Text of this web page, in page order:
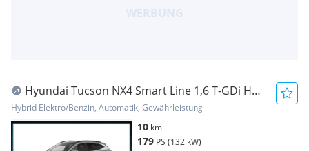
Hyundai Tucson NX4 Smart Line 1,6 T-GDi HEV
2WD t7hs1-P20
Hybrid Elektro/Benzin, Automatik, Gewährleistung
10 km
179 PS (132 kW)